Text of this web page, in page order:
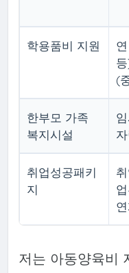
학용품비 지원
(
한부모 가족
복지시설
취업성공패키
지
저는 아동양육비